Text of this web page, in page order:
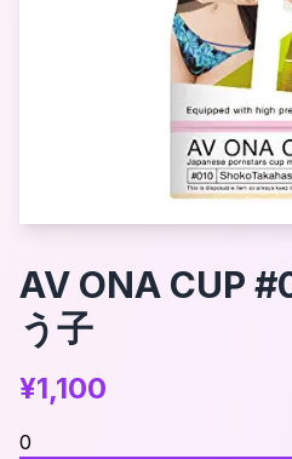
AV ONA CUP
う子
¥1,100
0